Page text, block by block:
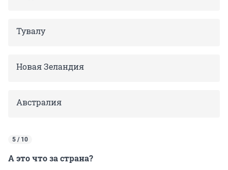
Тувалу
Новая Зеландия
Австралия
5 / 10
А это что за страна?